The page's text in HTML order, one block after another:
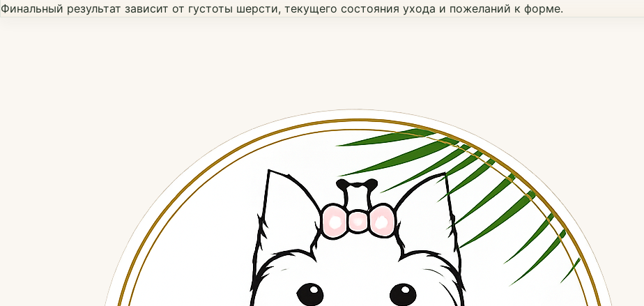
Финальный результат зависит от густоты шерсти, текущего состояния ухода и пожеланий к форме.